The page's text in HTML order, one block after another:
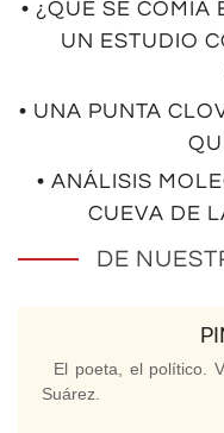
• ¿QUÉ SE COMÍA
UN ESTUDIO
• UNA PUNTA
• ANÁLISIS
CUEVA DE
DE
El poeta, el político.
Suárez.